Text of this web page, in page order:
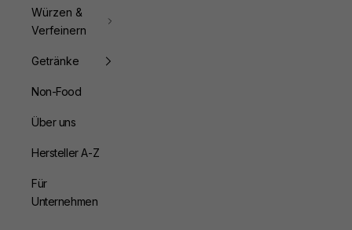
Würzen &
Verfeinern
Getränke
Non-Food
Über uns
Hersteller A-Z
Für
Unternehmen